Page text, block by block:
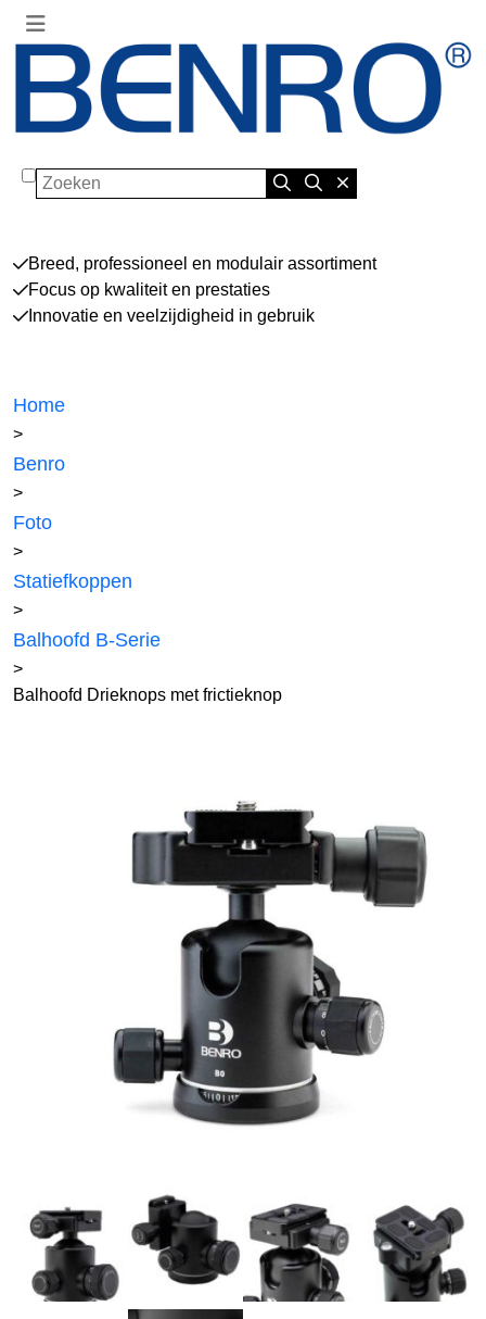
Zoeken
Breed, professioneel en modulair assortiment
Focus op kwaliteit en prestaties
Innovatie en veelzijdigheid in gebruik
Home
>
Benro
>
Foto
>
Statiefkoppen
>
Balhoofd B-Serie
>
Balhoofd Drieknops met frictieknop